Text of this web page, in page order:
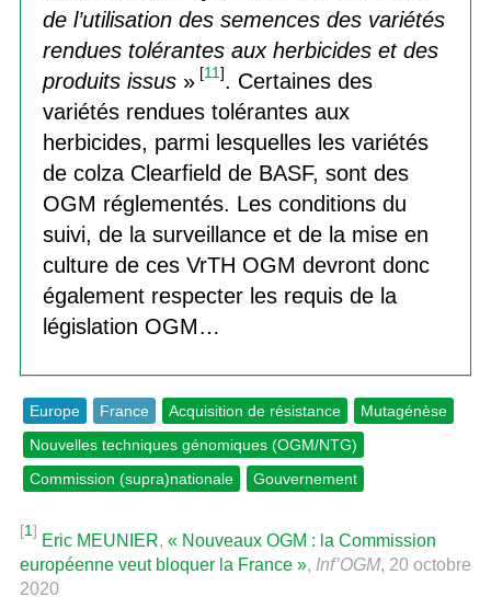
de l’utilisation des semences des variétés
rendues tolérantes aux herbicides et des
produits issus» [11]. Certaines des
variétés rendues tolérantes aux
herbicides, parmi lesquelles les variétés
de colza Clearfield de BASF, sont des
OGM réglementés. Les conditions du
suivi, de la surveillance et de la mise en
culture de ces VrTH OGM devront donc
également respecter les requis de la
législation OGM…
Europe France Acquisition de résistance
Mutagénèse
Nouvelles techniques génomiques (OGM/NTG)
Commission (supra)nationale
Gouvernement
[1]
Eric MEUNIER, « Nouveaux OGM : la Commission
européenne veut bloquer la France », Inf’OGM, 20 octobre
2020